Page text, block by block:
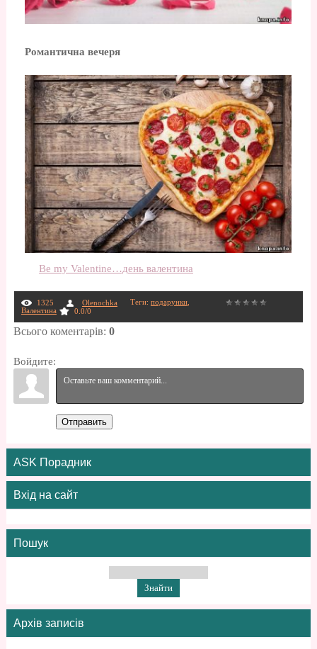
Романтична вечеря
Be my Valentine…день валентина
1325 Olenochka Теги: подарунки,
Валентина
0.0/0
Всього коментарів: 0
Войдите:
Отправить
ASK Порадник
Вхід на сайт
Пошук
Архів записів